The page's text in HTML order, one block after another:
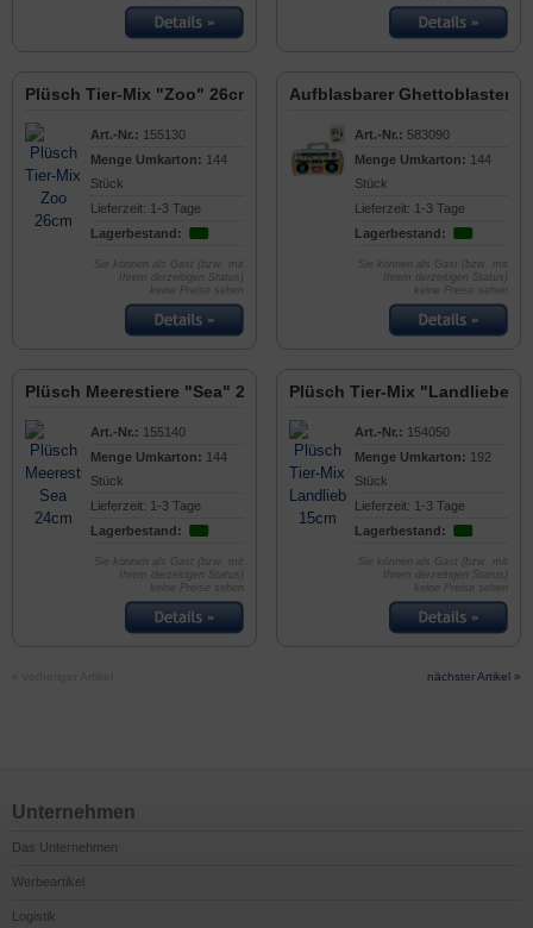
Plüsch Tier-Mix "Zoo" 26cm
Art.-Nr.: 155130
Menge Umkarton: 144
Stück
Lieferzeit: 1-3 Tage
Lagerbestand:
Sie können als Gast (bzw. mit
Ihrem derzeitigen Status)
keine Preise sehen
Aufblasbarer Ghettoblaster
Art.-Nr.: 583090
Menge Umkarton: 144
Stück
Lieferzeit: 1-3 Tage
Lagerbestand:
Sie können als Gast (bzw. mit
Ihrem derzeitigen Status)
keine Preise sehen
Plüsch Meerestiere "Sea" 24cm
Art.-Nr.: 155140
Menge Umkarton: 144
Stück
Lieferzeit: 1-3 Tage
Lagerbestand:
Sie können als Gast (bzw. mit
Ihrem derzeitigen Status)
keine Preise sehen
Plüsch Tier-Mix "Landliebe"
Art.-Nr.: 154050
Menge Umkarton: 192
Stück
Lieferzeit: 1-3 Tage
Lagerbestand:
Sie können als Gast (bzw. mit
Ihrem derzeitigen Status)
keine Preise sehen
nächster Artikel »
Unternehmen
Das Unternehmen
Werbeartikel
Logistik